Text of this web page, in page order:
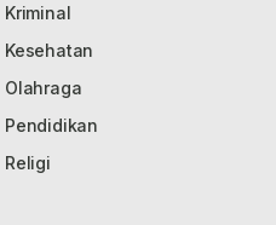
Kriminal
Kesehatan
Olahraga
Pendidikan
Religi